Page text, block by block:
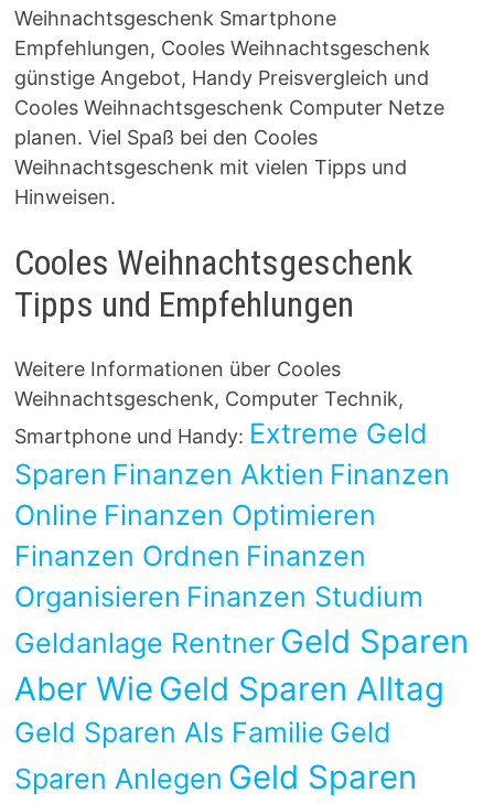
Weihnachtsgeschenk Smartphone
Empfehlungen, Cooles Weihnachtsgeschenk
günstige Angebot, Handy Preisvergleich und
Cooles Weihnachtsgeschenk Computer Netze
planen. Viel Spaß bei den Cooles
Weihnachtsgeschenk mit vielen Tipps und
Hinweisen.
Cooles Weihnachtsgeschenk
Tipps und Empfehlungen
Weitere Informationen über Cooles
Weihnachtsgeschenk, Computer Technik,
Smartphone und Handy: Extreme Geld
Sparen Finanzen Aktien Finanzen
Online Finanzen Optimieren
Finanzen Ordnen Finanzen
Organisieren Finanzen Studium
Geldanlage Rentner Geld Sparen
Aber Wie Geld Sparen Alltag
Geld Sparen Als Familie Geld
Sparen Anlegen Geld Sparen